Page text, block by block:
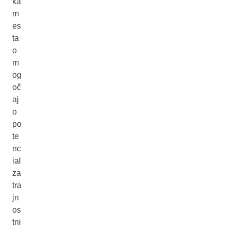
m
es
ta
o
m
og
oč
aj
o
po
te
nc
ial
za
tra
jn
os
tni